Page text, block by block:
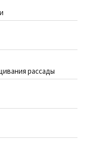
рассады